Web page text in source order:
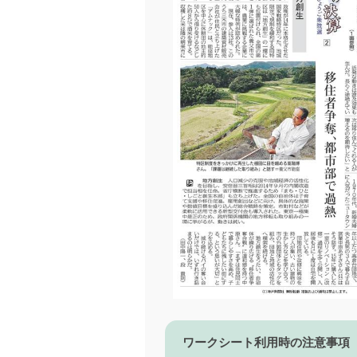
ワークシート利用時の注意事項